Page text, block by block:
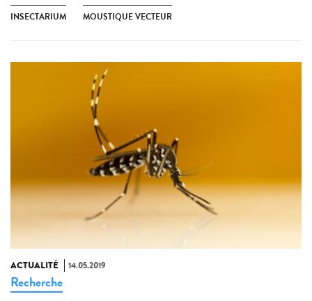
INSECTARIUM MOUSTIQUE VECTEUR
ACTUALITÉ 14.05.2019
Recherche